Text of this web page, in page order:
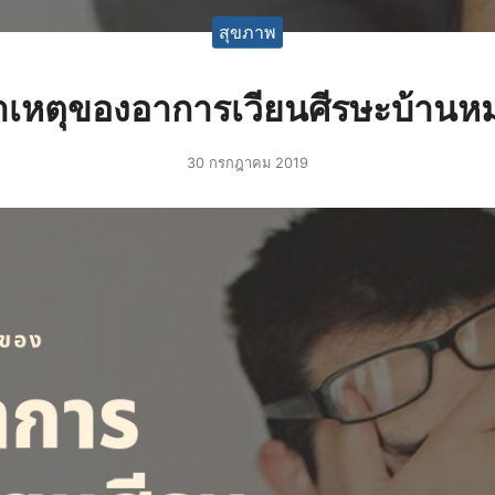
สุขภาพ
หตุของอาการเวียนศีรษะบ้าน
30 กรกฎาคม 2019